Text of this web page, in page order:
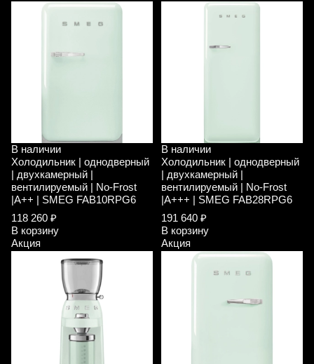
В наличии
Холодильник | однодверный
| двухкамерный |
вентилируемый | No-Frost
|A++ | SMEG FAB10RPG6
118 260 ₽
В корзину
Акция
В наличии
Холодильник | однодверный
| двухкамерный |
вентилируемый | No-Frost
|A+++ | SMEG FAB28RPG6
191 640 ₽
В корзину
Акция